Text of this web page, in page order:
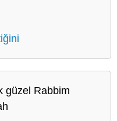
güzel Rabbim